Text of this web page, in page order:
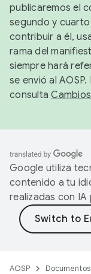
publicaremos el
segundo y
contribuir a él,
rama del
siempre hará
se envió al
consulta
Google utiliza
contenido a tu
realizadas con
AOSP Documentos